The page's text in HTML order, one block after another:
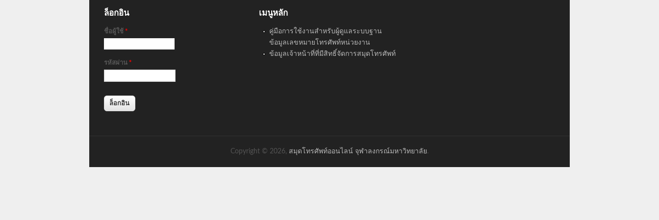
ล็อกอิน
ชื่อผู้ใช้ *
รหัสผ่าน *
เมนูหลัก
คู่มือการใช้งานสำหรับผู้ดูแลระบบฐาน
ข้อมูลเลขหมายโทรศัพท์หน่วยงาน
ข้อมูลเจ้าหน้าที่ที่มีสิทธิ์จัดการสมุดโทรศัพท์
Copyright © 2026, สมุดโทรศัพท์ออนไลน์ จุฬาลงกรณ์มหาวิทยาลัย.